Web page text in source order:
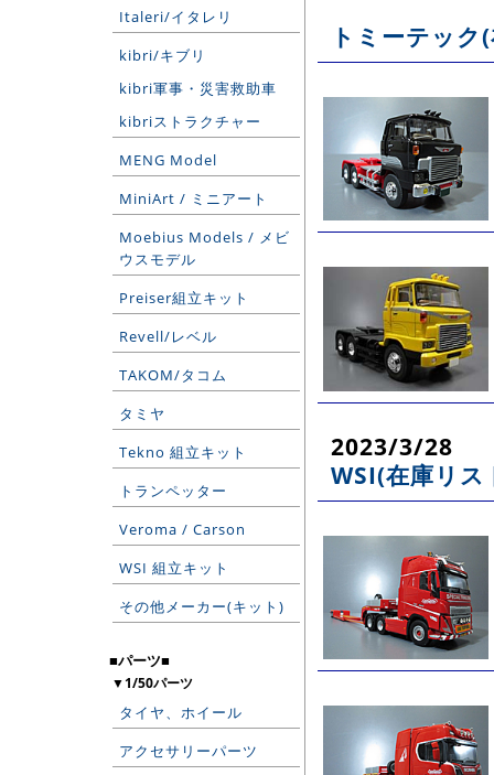
Italeri/イタレリ
kibri/キブリ
kibri軍事・災害救助車
kibriストラクチャー
MENG Model
MiniArt / ミニアート
Moebius Models / メビ
ウスモデル
Preiser組立キット
Revell/レベル
TAKOM/タコム
タミヤ
Tekno 組立キット
トランペッター
Veroma / Carson
WSI 組立キット
その他メーカー(キット)
■パーツ■
▼1/50パーツ
タイヤ、ホイール
アクセサリーパーツ
トミーテッ
2023/3/28
WSI(在庫リス